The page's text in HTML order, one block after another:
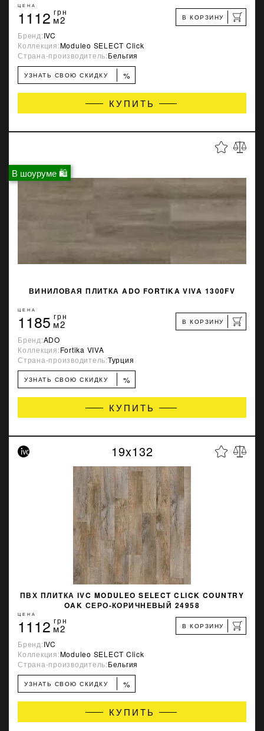
ЦЕНА
1112 грн
м2 В КОРЗИНУ
Бренд:IVC
Коллекция:Moduleo SELECT Click
Страна-производитель:Бельгия
УЗНАТЬ СВОЮ СКИДКУ %
КУПИТЬ
В шоуруме 🛍
ВИНИЛОВАЯ ПЛИТКА ADO FORTIKA VIVA 1300FV
ЦЕНА
1185 грн
м2 В КОРЗИНУ
Бренд:ADO
Коллекция:Fortika VIVA
Страна-производитель:Турция
УЗНАТЬ СВОЮ СКИДКУ %
КУПИТЬ
19x132
ПВХ ПЛИТКА IVC MODULEO SELECT CLICK COUNTRY
OAK СЕРО-КОРИЧНЕВЫЙ 24958
ЦЕНА
1112 грн
м2 В КОРЗИНУ
Бренд:IVC
Коллекция:Moduleo SELECT Click
Страна-производитель:Бельгия
УЗНАТЬ СВОЮ СКИДКУ %
КУПИТЬ